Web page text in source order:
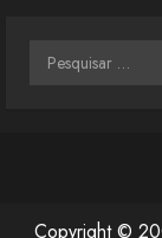
Pesquisar
Copyright ©